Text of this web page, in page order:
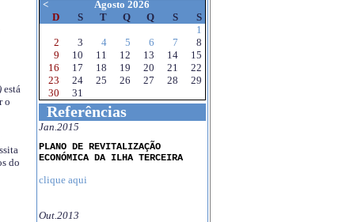
está
o
do
<
Agosto 2026
D
S T Q Q S
S
1
2
3 4 5 6 7
8
9
10 11 12 13 14
15
16
17 18 19 20 21
22
23
24 25 26 27 28
29
30
31
Referências
Jan.2015
PLANO DE REVITALIZAÇÃO
ECONÓMICA DA ILHA TERCEIRA
clique aqui
Out.2013